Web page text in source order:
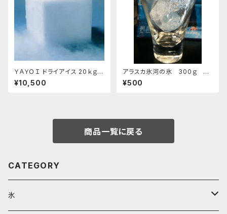
ＹＡＹＯＩ ドライアイス 20ｋｇ
おすすめ
¥10,500
アラスカ氷河の氷 300ｇ お
すすめ
¥500
商品一覧に戻る
CATEGORY
氷